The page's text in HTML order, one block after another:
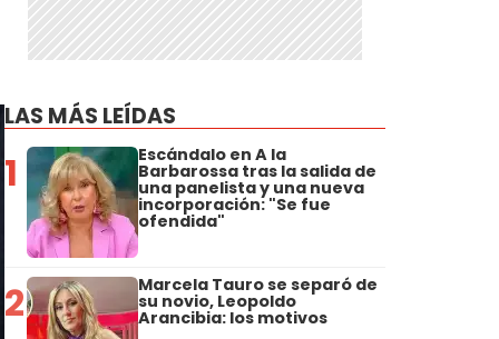
LAS MÁS LEÍDAS
1 Escándalo en A la
Barbarossa tras la salida de
una panelista y una nueva
incorporación: "Se fue
ofendida"
2 Marcela Tauro se separó de
su novio, Leopoldo
Arancibia: los motivos